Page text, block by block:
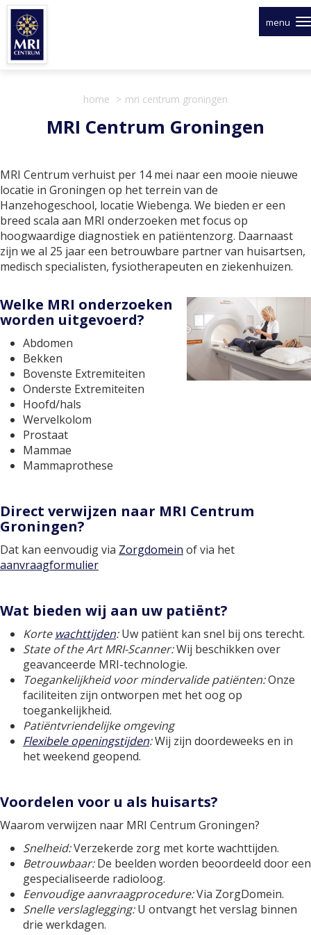
Overslaan
naar
inhoud
menu
home mri centrum groningen
MRI Centrum Groningen
MRI Centrum verhuist per 14 mei naar een mooie nieuwe
locatie in Groningen op het terrein van de
Hanzehogeschool, locatie Wiebenga. We bieden er een
breed scala aan MRI onderzoeken met focus op
hoogwaardige diagnostiek en patiëntenzorg. Daarnaast
zijn we al 25 jaar een betrouwbare partner van huisartsen,
medisch specialisten, fysiotherapeuten en ziekenhuizen.
Welke MRI onderzoeken
worden uitgevoerd?
Abdomen
Bekken
Bovenste Extremiteiten
Onderste Extremiteiten
Hoofd/hals
Wervelkolom
Prostaat
Mammae
Mammaprothese
Direct verwijzen naar MRI Centrum
Groningen?
Dat kan eenvoudig via Zorgdomein of via het
aanvraagformulier
Wat bieden wij aan uw patiënt?
Korte wachttijden:Uw patiënt kan snel bij ons terecht.
State of the Art MRI-Scanner:Wij beschikken over
geavanceerde MRI-technologie.
Toegankelijkheid voor mindervalide patiënten:Onze
faciliteiten zijn ontworpen met het oog op
toegankelijkheid.
Patiëntvriendelijke omgeving
Flexibele openingstijden:Wij zijn doordeweeks en in
het weekend geopend.
Voordelen voor u als huisarts?
Waarom verwijzen naar MRI Centrum Groningen?
Snelheid:Verzekerde zorg met korte wachttijden.
Betrouwbaar:De beelden worden beoordeeld door een
gespecialiseerde radioloog.
Eenvoudige aanvraagprocedure:Via ZorgDomein.
Snelle verslaglegging:U ontvangt het verslag binnen
drie werkdagen.